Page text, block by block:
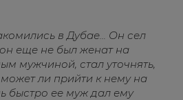
в Дубае... Он сел
он еще не был женат на
мужчиной, стал уточнять,
ли прийти к нему на
быстро ее муж дал ему